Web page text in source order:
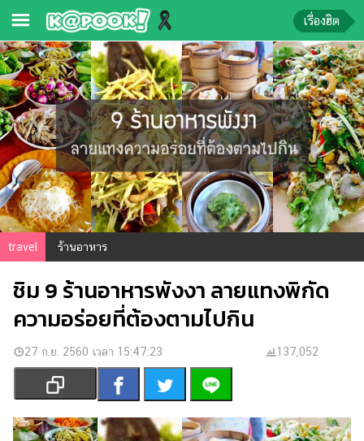
ข่าว-
ความ
รู้
ข่าว
ข่าว
บันเทิง
ตรวจ
หวย
ผล
บอล
สด
การ
เงิน
การ
ศึกษา
เรื่องฮิต
travel ร้านอาหาร
ชิม 9 ร้านอาหารพังงา ลายแทงพิกัด
ความอร่อยที่ต้องตามไปกิน
27 ก.ย. 2560 เวลา 15:47:23 137,052